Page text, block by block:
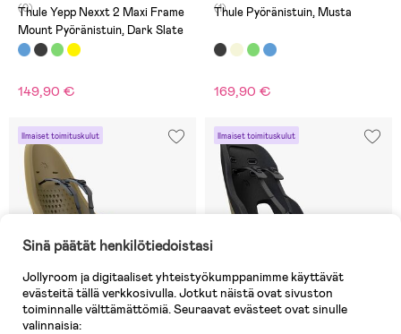
(0)
Thule Yepp Nexxt 2 Maxi Frame
Mount Pyöränistuin, Dark Slate
149,90 €
(1) Thule Pyöränistuin, Musta
169,90 €
Ilmaiset toimituskulut Ilmaiset toimituskulut
Sinä päätät henkilötiedoistasi
Jollyroom ja digitaaliset yhteistyökumppanimme käyttävät
evästeitä tällä verkkosivulla. Jotkut näistä ovat sivuston
toiminnalle välttämättömiä. Seuraavat evästeet ovat sinulle
valinnaisia: